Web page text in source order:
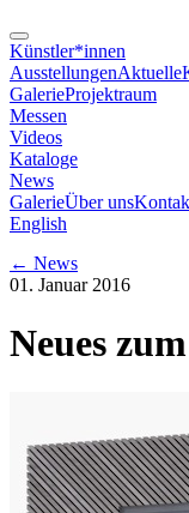
Künstler*innen
AusstellungenAktuelle
GalerieProjektraum
Messen
Videos
Kataloge
News
GalerieÜber uns
English
← News
01. Januar 2016
Neues